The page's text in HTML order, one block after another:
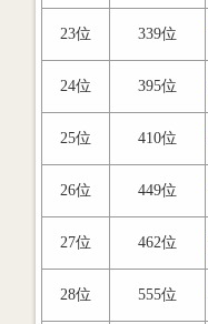
23位 339位
24位 395位
25位 410位
26位 449位
27位 462位
28位 555位